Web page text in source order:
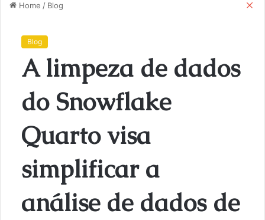
Home / Blog
Blog
A limpeza de dados
do Snowflake
Quarto visa
simplificar a
análise de dados de